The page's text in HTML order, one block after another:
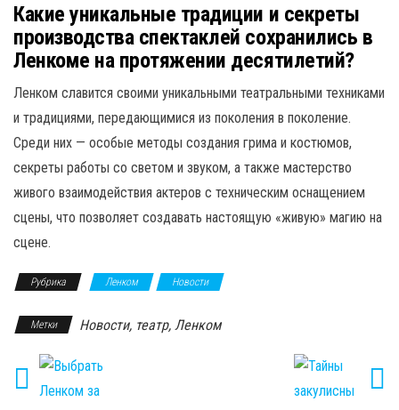
Какие уникальные традиции и секреты
производства спектаклей сохранились в
Ленкоме на протяжении десятилетий?
Ленком славится своими уникальными театральными техниками
и традициями, передающимися из поколения в поколение.
Среди них — особые методы создания грима и костюмов,
секреты работы со светом и звуком, а также мастерство
живого взаимодействия актеров с техническим оснащением
сцены, что позволяет создавать настоящую «живую» магию на
сцене.
Рубрика Ленком Новости
Метки Новости, театр, Ленком